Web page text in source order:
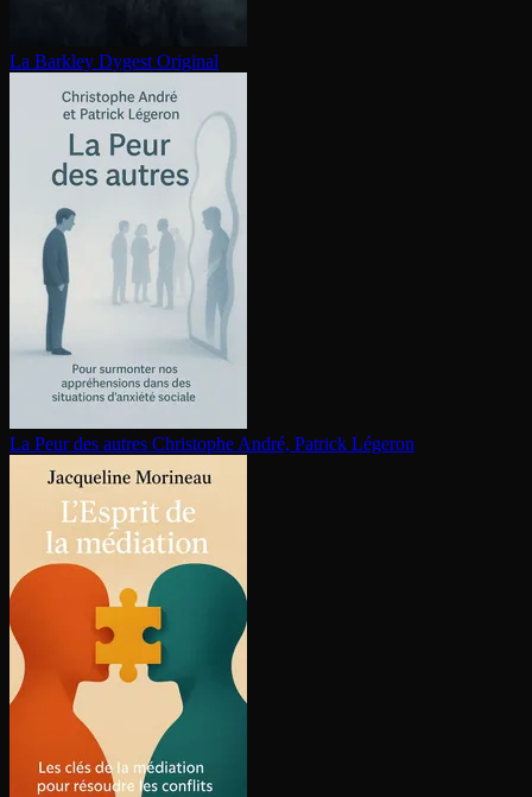
La Barkley Dygest Original
La Peur des autres Christophe André, Patrick Légeron